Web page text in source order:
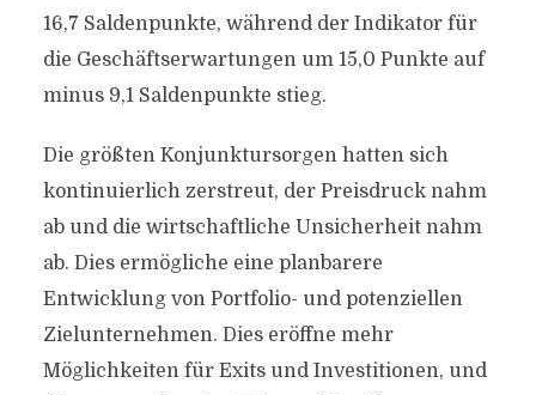
16,7 Saldenpunkte, während der Indikator für
die Geschäftserwartungen um 15,0 Punkte auf
minus 9,1 Saldenpunkte stieg.
Die größten Konjunktursorgen hatten sich
kontinuierlich zerstreut, der Preisdruck nahm
ab und die wirtschaftliche Unsicherheit nahm
ab. Dies ermögliche eine planbarere
Entwicklung von Portfolio- und potenziellen
Zielunternehmen. Dies eröffne mehr
Möglichkeiten für Exits und Investitionen, und